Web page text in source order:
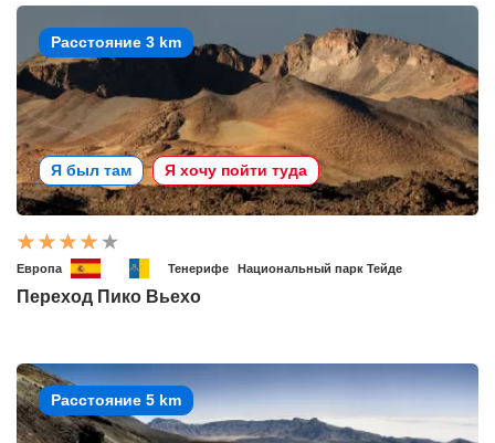
Расстояние 3 km
Я был там Я хочу пойти туда
Европа Тенерифе Национальный парк Тейде
Переход Пико Вьехо
Расстояние 5 km